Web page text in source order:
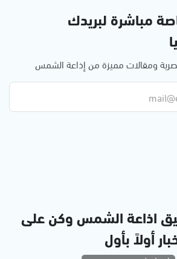
مباشرة لبريدك
ومقالات مميزة من إذاعة الشمس
اذاعة الشمس وكن على
أولاً بأول